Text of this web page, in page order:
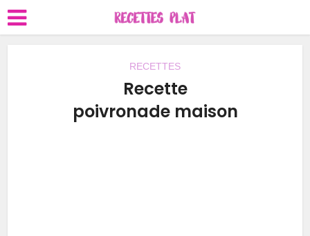
RECETTES
Recette
poivronade maison